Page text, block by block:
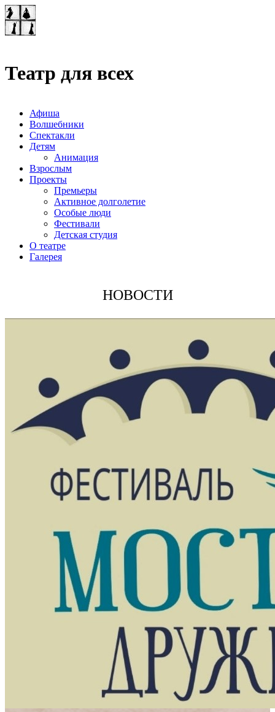
Театр для всех
Афиша
Волшебники
Спектакли
Детям
Анимация
Взрослым
Проекты
Премьеры
Активное долголетие
Особые люди
Фестивали
Детская студия
О театре
Галерея
НОВОСТИ